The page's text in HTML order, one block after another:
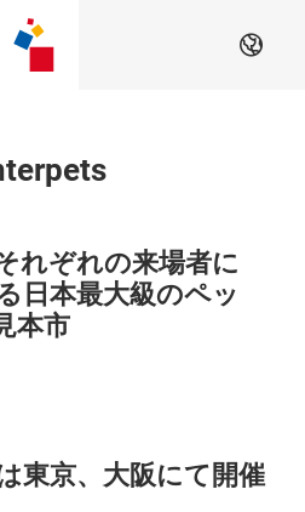
JA
れぞれの来場者に
日本最大級のペッ
本市
東京、大阪にて開催